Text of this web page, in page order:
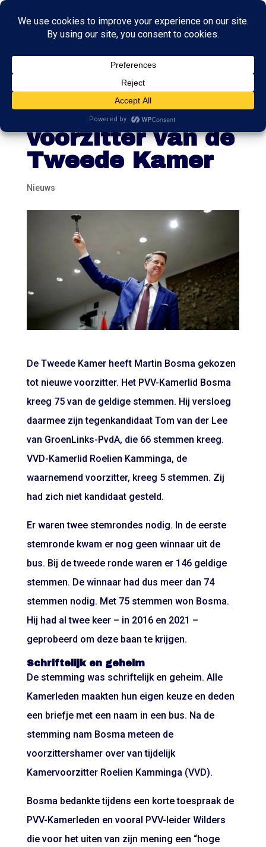
Martin Bosma
(PVV) nieuwe
voorzitter van de
Tweede Kamer
Nieuws
De Tweede Kamer heeft Martin Bosma gekozen
tot nieuwe voorzitter. Het PVV-Kamerlid Bosma
kreeg 75 van de geldige stemmen. Hij versloeg
daarmee zijn tegenkandidaat Tom van der Lee
van GroenLinks-PvdA, die 66 stemmen kreeg.
VVD-Kamerlid Roelien Kamminga, de
waarnemend voorzitter, kreeg 5 stemmen. Zij
had zich niet kandidaat gesteld.
Er waren twee stemrondes nodig. In de eerste
stemronde kwam er nog geen winnaar uit de
bus. Bij de tweede ronde waren er 146 geldige
stemmen. De winnaar had dus meer dan 74
stemmen nodig. Met 75 stemmen won Bosma.
Hij had al twee keer – in 2016 en 2021 –
geprobeerd om deze baan te krijgen.
Schriftelijk en geheim
De stemming was schriftelijk en geheim. Alle
Kamerleden maakten hun eigen keuze en deden
een briefje met een naam in een bus. Na de
stemming nam Bosma meteen de
voorzittershamer over van tijdelijk
Kamervoorzitter Roelien Kamminga (VVD).
Bosma bedankte tijdens een korte toespraak de
PVV-Kamerleden en vooral PVV-leider Wilders
die voor het uiten van zijn mening een “hoge